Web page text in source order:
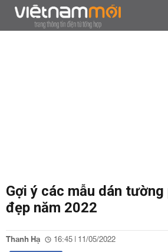
Gợi ý các mẫu dán
đẹp năm 2022
Thanh Hạ 16:45 | 11/05/2022